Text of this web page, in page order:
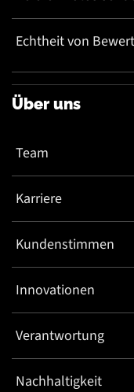
Echtheit von
Über uns
Team
Karriere
Kundenstimmen
Innovationen
Verantwortung
Nachhaltigkeit